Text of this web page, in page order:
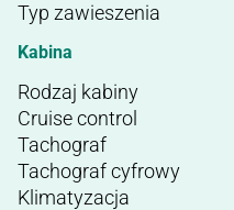
Typ zawieszenia
Kabina
Rodzaj kabiny
Cruise control
Tachograf
Tachograf cyfrowy
Klimatyzacja